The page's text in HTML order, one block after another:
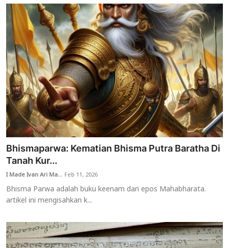
Bhismaparwa: Kematian Bhisma Putra Baratha Di
Tanah Kur...
I Made Ivan Ari Ma... Feb 11, 2026
Bhisma Parwa adalah buku keenam dari epos Mahabharata.
artikel ini mengisahkan k...